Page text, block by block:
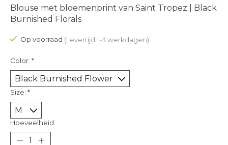
Blouse met bloemenprint van Saint Tropez | Black
Burnished Florals
Op voorraad (Levertijd:1-3 werkdagen)
Color: *
Size: *
Hoeveelheid: